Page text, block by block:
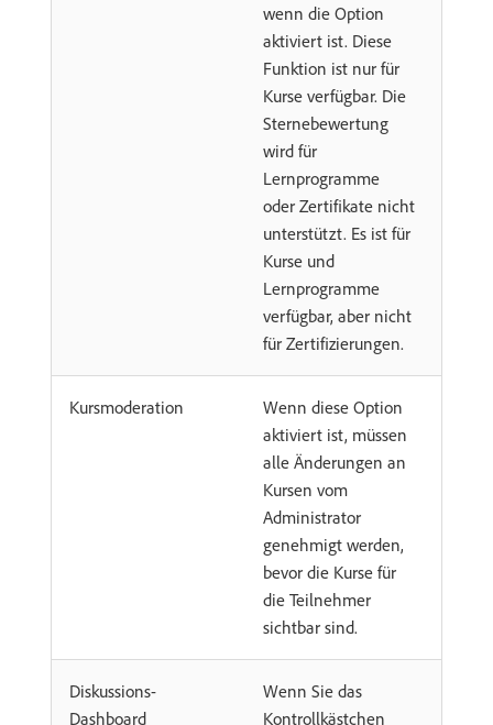
wenn die Option
aktiviert ist. Diese
Funktion ist nur für
Kurse verfügbar. Die
Sternebewertung
wird für
Lernprogramme
oder Zertifikate nicht
unterstützt. Es ist für
Kurse und
Lernprogramme
verfügbar, aber nicht
für Zertifizierungen.
Kursmoderation
Wenn diese Option
aktiviert ist, müssen
alle Änderungen an
Kursen vom
Administrator
genehmigt werden,
bevor die Kurse für
die Teilnehmer
sichtbar sind.
Diskussions-
Dashboard
Wenn Sie das
Kontrollkästchen